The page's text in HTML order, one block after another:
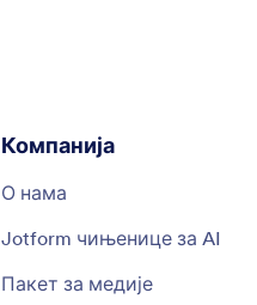
Компанија
О нама
Jotform чињенице за AI
Пакет за медије